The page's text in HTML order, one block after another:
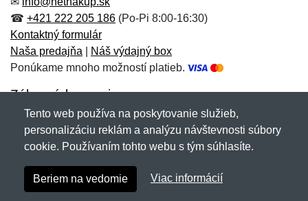
E-mail:
Správa*
Správa*
☎ +421 222 205 186 (Po-Pi 8:00-16:30)
Kontaktný formulár
Naša predajňa
Náš výdajný box
Ponúkame mnoho možností platieb.
Zákaznícky servis
Novinky emailom
Copyright © 2007-2026 (19 rokov s vami)Netnakup.sk
NetIQ. Všetky práva vyhradené.
Tento web používa na poskytovanie služieb,
personalizáciu reklám a analýzu návštevnosti súbory
cookie. Používaním tohto webu s tým súhlasíte.
Beriem na vedomie Viac informácií